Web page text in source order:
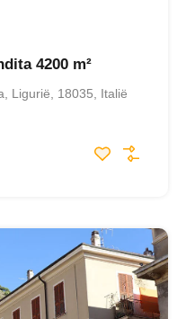
4200 m²
Ligurië, 18035, Italië